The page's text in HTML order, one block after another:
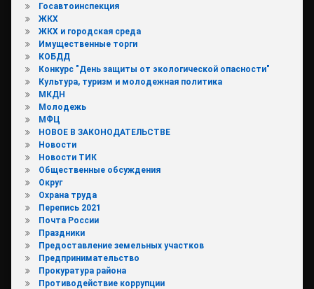
Госавтоинспекция
ЖКХ
ЖКХ и городская среда
Имущественные торги
КОБДД
Конкурс "День защиты от экологической опасности"
Культура, туризм и молодежная политика
МКДН
Молодежь
МФЦ
НОВОЕ В ЗАКОНОДАТЕЛЬСТВЕ
Новости
Новости ТИК
Общественные обсуждения
Округ
Охрана труда
Перепись 2021
Почта России
Праздники
Предоставление земельных участков
Предпринимательство
Прокуратура района
Противодействие коррупции